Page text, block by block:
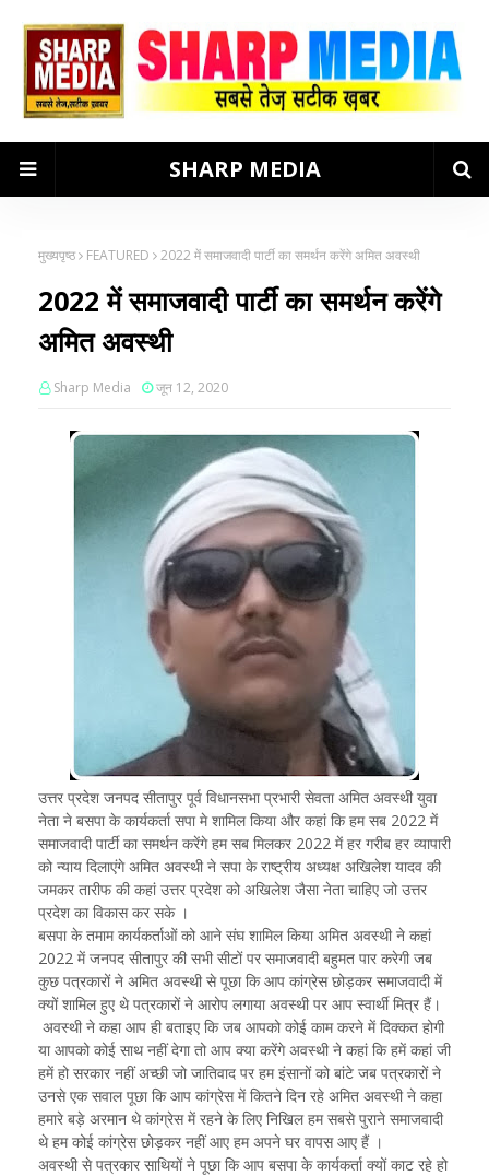
SHARP MEDIA
मुख्यपृष्ठ FEATURED 2022 में समाजवादी पार्टी का समर्थन करेंगे अमित अवस्थी
2022 में समाजवादी पार्टी का समर्थन करेंगे
अमित अवस्थी
Sharp Media जून 12, 2020
उत्तर प्रदेश जनपद सीतापुर पूर्व विधानसभा प्रभारी सेवता अमित अवस्थी युवा
नेता ने बसपा के कार्यकर्ता सपा मे शामिल किया और कहां कि हम सब 2022 में
समाजवादी पार्टी का समर्थन करेंगे हम सब मिलकर 2022 में हर गरीब हर व्यापारी
को न्याय दिलाएंगे अमित अवस्थी ने सपा के राष्ट्रीय अध्यक्ष अखिलेश यादव की
जमकर तारीफ की कहां उत्तर प्रदेश को अखिलेश जैसा नेता चाहिए जो उत्तर
प्रदेश का विकास कर सके ।
बसपा के तमाम कार्यकर्ताओं को आने संघ शामिल किया अमित अवस्थी ने कहां
2022 में जनपद सीतापुर की सभी सीटों पर समाजवादी बहुमत पार करेगी जब
कुछ पत्रकारों ने अमित अवस्थी से पूछा कि आप कांग्रेस छोड़कर समाजवादी में
क्यों शामिल हुए थे पत्रकारों ने आरोप लगाया अवस्थी पर आप स्वार्थी मित्र हैं।
अवस्थी ने कहा आप ही बताइए कि जब आपको कोई काम करने में दिक्कत होगी
या आपको कोई साथ नहीं देगा तो आप क्या करेंगे अवस्थी ने कहां कि हमें कहां जी
हमें हो सरकार नहीं अच्छी जो जातिवाद पर हम इंसानों को बांटे जब पत्रकारों ने
उनसे एक सवाल पूछा कि आप कांग्रेस में कितने दिन रहे अमित अवस्थी ने कहा
हमारे बड़े अरमान थे कांग्रेस में रहने के लिए निखिल हम सबसे पुराने समाजवादी
थे हम कोई कांग्रेस छोड़कर नहीं आए हम अपने घर वापस आए हैं ।
अवस्थी से पत्रकार साथियों ने पूछा कि आप बसपा के कार्यकर्ता क्यों काट रहे हो